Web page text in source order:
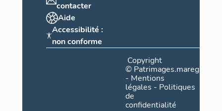
contacter
Aide
Accessibilité :
non conforme
Copyright
©
- Mentions
légales - Politiques
de
confidentialité